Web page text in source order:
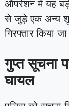
ऑपरेशन में यह
से जुड़े एक अन्य
गिरफ्तार किया
गुप्त सूचना
घायल